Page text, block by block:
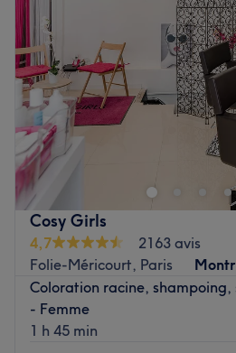
Vendredi
Samedi
Dimanche
Grain de Beauté Coiffure est un
l'institut Grain de Beauté situé
arrondissement à Paris, à
métro Charles Michels dans le
C'est un salon spacieux, équipé
espace coiffure homme et femme
esthétique. L'ambiance du salon
dispose de matériel professionnel
naturelle grâce à sa grande vitrine.
Cosy Girls
4,7
2163 avis
Folie-Méricourt, Paris
Coloration racine, shampoing,
- Femme
1 h 45 min